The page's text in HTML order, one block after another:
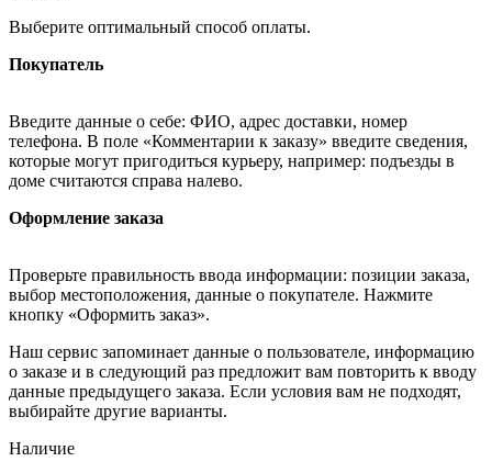
Выберите оптимальный способ оплаты.
Покупатель
Введите данные о себе: ФИО, адрес доставки, номер
телефона. В поле «Комментарии к заказу» введите сведения,
которые могут пригодиться курьеру, например: подъезды в
доме считаются справа налево.
Оформление заказа
Проверьте правильность ввода информации: позиции заказа,
выбор местоположения, данные о покупателе. Нажмите
кнопку «Оформить заказ».
Наш сервис запоминает данные о пользователе, информацию
о заказе и в следующий раз предложит вам повторить к вводу
данные предыдущего заказа. Если условия вам не подходят,
выбирайте другие варианты.
Наличие